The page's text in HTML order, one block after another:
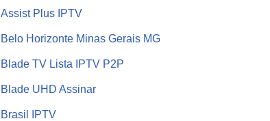
Assist Plus IPTV
Belo Horizonte Minas Gerais MG
Blade TV Lista IPTV P2P
Blade UHD Assinar
Brasil IPTV